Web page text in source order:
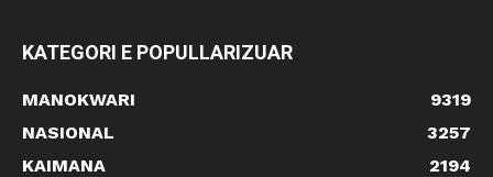
KATEGORI E POPULLARIZUAR
MANOKWARI
9319
NASIONAL
3257
KAIMANA
2194